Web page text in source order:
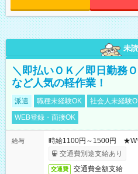
未読
＼即払いＯＫ／即日勤務
など人気の軽作業！
派遣 職種未経験OK 社会人未経験
WEB登録・面接OK
給与
時給1100円～1500円 ★W
交通費別途支給あり
交通費 交通費全額支給